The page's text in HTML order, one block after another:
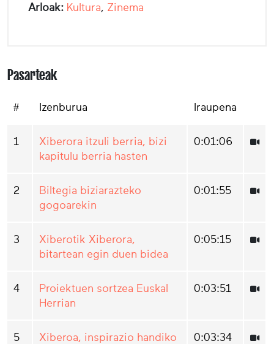
Arloak: Kultura, Zinema
Pasarteak
# Izenburua Iraupena
1
Xiberora itzuli berria, bizi
kapitulu berria hasten
0:01:06
2
Biltegia biziarazteko
gogoarekin
0:01:55
3
Xiberotik Xiberora,
bitartean egin duen bidea
0:05:15
4
Proiektuen sortzea Euskal
Herrian
0:03:51
5
Xiberoa, inspirazio handiko
0:03:34